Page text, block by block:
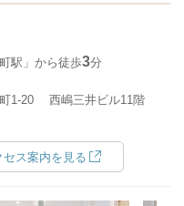
駅」から徒歩3分
1-20 西嶋三井ビル11階
セス案内を見る